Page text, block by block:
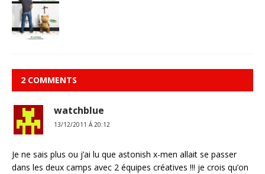
2 COMMENTS
watchblue
13/12/2011 Á 20:12
Je ne sais plus ou j’ai lu que astonish x-men allait se passer
dans les deux camps avec 2 équipes créatives !!! je crois qu’on